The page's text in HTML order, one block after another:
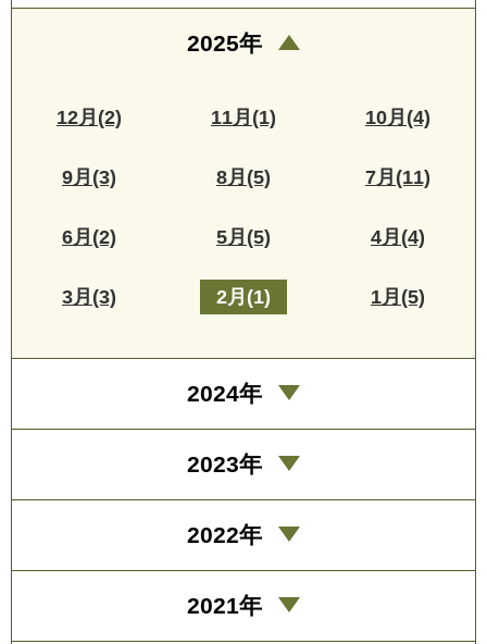
2025年
12月(2) 11月(1) 10月(4)
9月(3) 8月(5) 7月(11)
6月(2) 5月(5) 4月(4)
3月(3) 2月(1) 1月(5)
2024年
2023年
2022年
2021年